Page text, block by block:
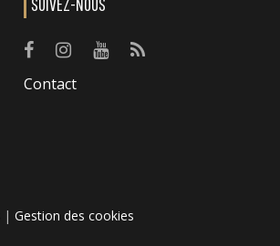
Contact
| Gestion des cookies